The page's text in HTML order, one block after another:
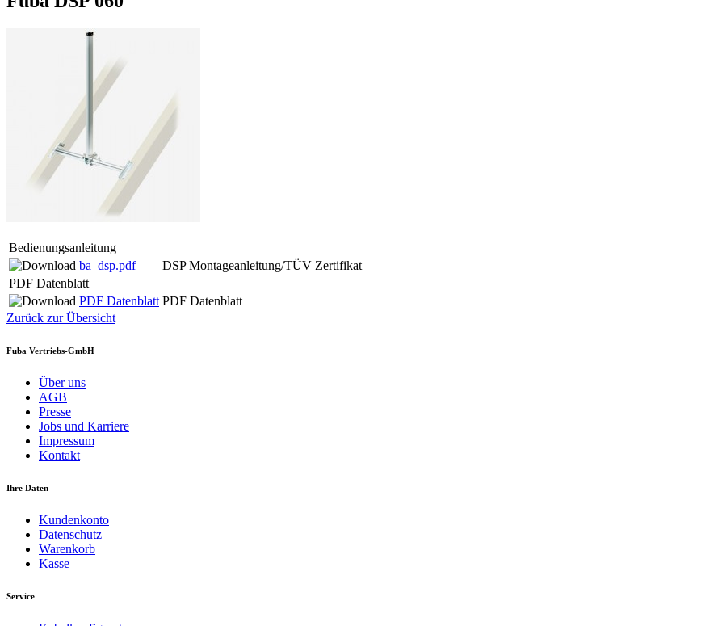
Bedienungsanleitung
ba_dsp.pdf
DSP Montageanleitung/TÜV Zertifikat
PDF Datenblatt
PDF Datenblatt PDF Datenblatt
Zurück zur Übersicht
Fuba Vertriebs-GmbH
Über uns
AGB
Presse
Jobs und Karriere
Impressum
Kontakt
Ihre Daten
Kundenkonto
Datenschutz
Warenkorb
Kasse
Service